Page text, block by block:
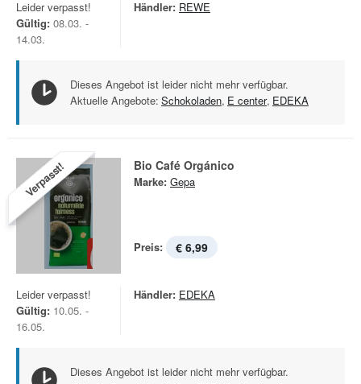
Leider verpasst!
Gültig: 08.03. -
14.03.
Händler: REWE
Dieses Angebot ist leider nicht mehr verfügbar.
Aktuelle Angebote: Schokoladen, E center, EDEKA
Verpasst! Bio Café Orgánico
Marke: Gepa
Preis: € 6,99
Leider verpasst!
Gültig: 10.05. -
16.05.
Händler: EDEKA
Dieses Angebot ist leider nicht mehr verfügbar.